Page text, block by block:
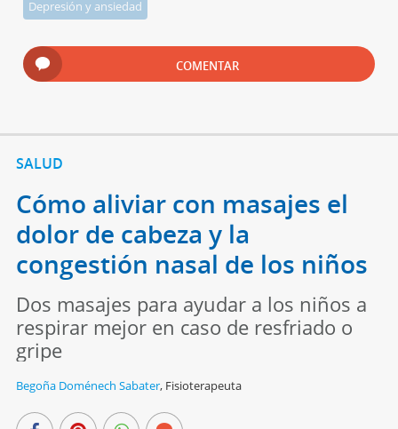
Depresión y ansiedad
COMENTAR
SALUD
Cómo aliviar con masajes el
dolor de cabeza y la
congestión nasal de los niños
Dos masajes para ayudar a los niños a
respirar mejor en caso de resfriado o
gripe
Begoña Doménech Sabater, Fisioterapeuta